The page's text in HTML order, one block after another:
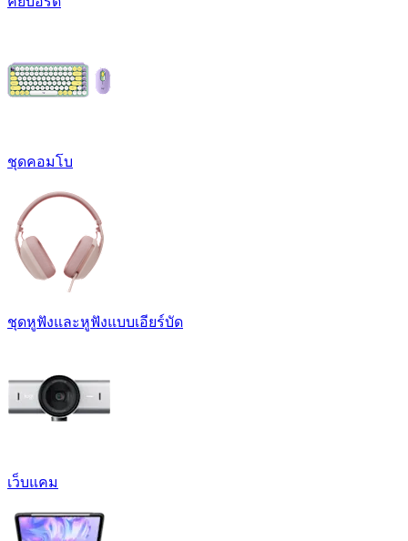
ชุดคอมโบ
ชุดหูฟังและหูฟังแบบเอียร์บัด
เว็บแคม